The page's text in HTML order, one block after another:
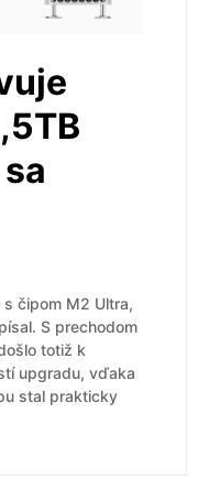
čipom M2 Ultra,
S prechodom
totiž k
upgradu, vďaka
stal prakticky